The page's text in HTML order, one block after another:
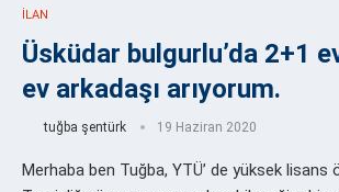
İLAN
Üsküdar bulgurlu’da 2+1
ev arkadaşı arıyorum.
tuğba şentürk 19 Haziran 2020
Merhaba ben Tuğba, YTÜ’ de yüksek lisans